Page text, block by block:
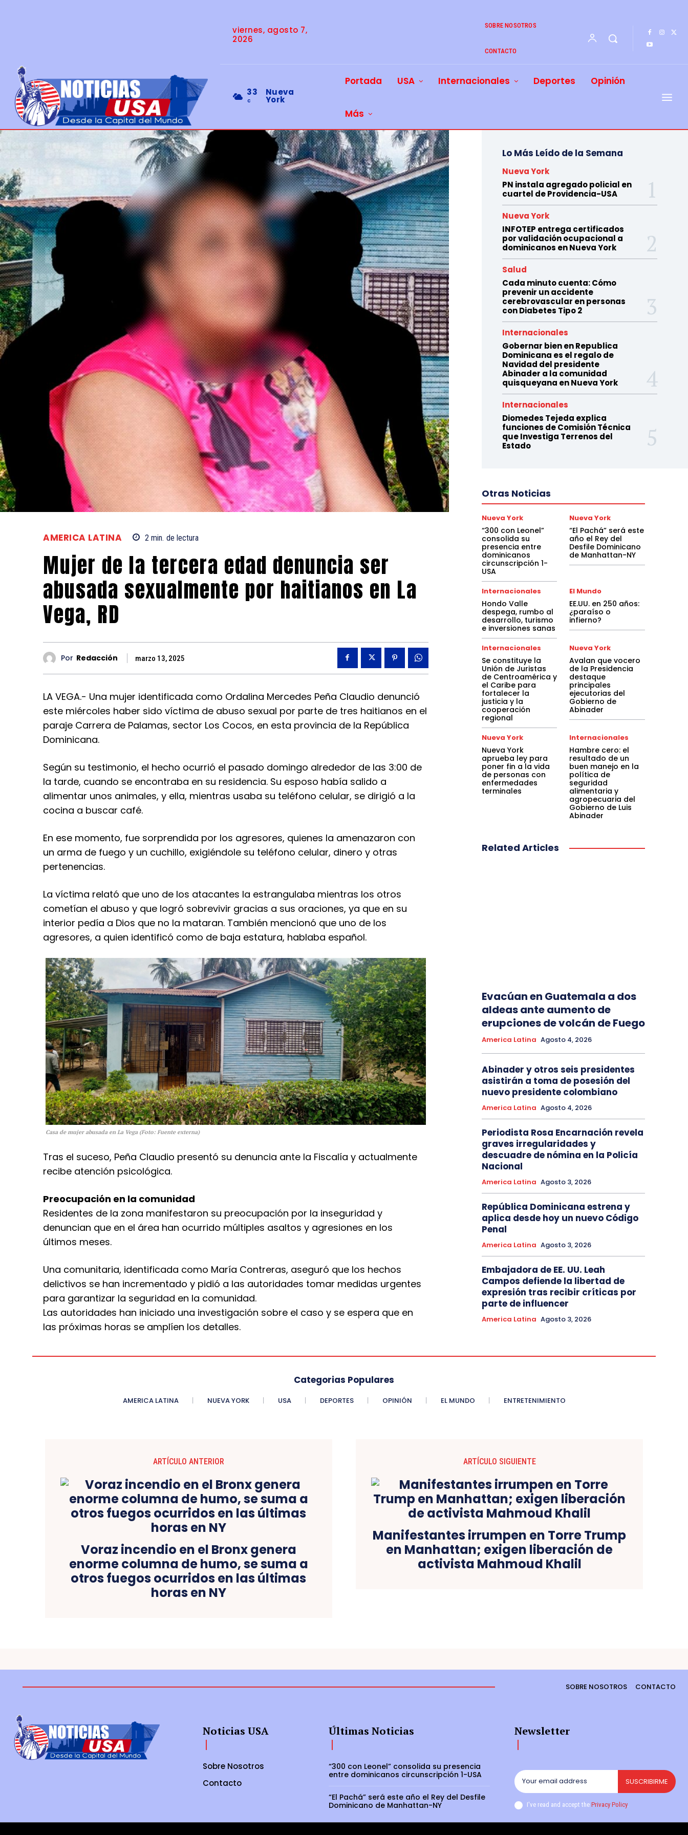
viernes, agosto 7,
2026
SOBRE NOSOTROS
CONTACTO
33
C
Nueva
York
Portada USA Internacionales Deportes Opinión
Más
AMERICA LATINA 2 min. de lectura
Mujer de la tercera edad denuncia ser
abusada sexualmente por haitianos en La
Vega, RD
Por Redacción marzo 13, 2025
LA VEGA.- Una mujer identificada como Ordalina Mercedes Peña Claudio denunció
este miércoles haber sido víctima de abuso sexual por parte de tres haitianos en el
paraje Carrera de Palamas, sector Los Cocos, en esta provincia de la República
Dominicana.
Según su testimonio, el hecho ocurrió el pasado domingo alrededor de las 3:00 de
la tarde, cuando se encontraba en su residencia. Su esposo había salido a
alimentar unos animales, y ella, mientras usaba su teléfono celular, se dirigió a la
cocina a buscar café.
En ese momento, fue sorprendida por los agresores, quienes la amenazaron con
un arma de fuego y un cuchillo, exigiéndole su teléfono celular, dinero y otras
pertenencias.
La víctima relató que uno de los atacantes la estrangulaba mientras los otros
cometían el abuso y que logró sobrevivir gracias a sus oraciones, ya que en su
interior pedía a Dios que no la mataran. También mencionó que uno de los
agresores, a quien identificó como de baja estatura, hablaba español.
Casa de mujer abusada en La Vega (Foto: Fuente externa)
Tras el suceso, Peña Claudio presentó su denuncia ante la Fiscalía y actualmente
recibe atención psicológica.
Preocupación en la comunidad
Residentes de la zona manifestaron su preocupación por la inseguridad y
denuncian que en el área han ocurrido múltiples asaltos y agresiones en los
últimos meses.
Una comunitaria, identificada como María Contreras, aseguró que los hechos
delictivos se han incrementado y pidió a las autoridades tomar medidas urgentes
para garantizar la seguridad en la comunidad.
Las autoridades han iniciado una investigación sobre el caso y se espera que en
las próximas horas se amplíen los detalles.
Lo Más Leído de la Semana
Nueva York
PN instala agregado policial en
cuartel de Providencia-USA
Nueva York
INFOTEP entrega certificados
por validación ocupacional a
dominicanos en Nueva York
Salud
Cada minuto cuenta: Cómo
prevenir un accidente
cerebrovascular en personas
con Diabetes Tipo 2
Internacionales
Gobernar bien en Republica
Dominicana es el regalo de
Navidad del presidente
Abinader a la comunidad
quisqueyana en Nueva York
Internacionales
Diomedes Tejeda explica
funciones de Comisión Técnica
que Investiga Terrenos del
Estado
Otras Noticias
Nueva York
“300 con Leonel”
consolida su
presencia entre
dominicanos
circunscripción 1-
USA
Nueva York
“El Pachá” será este
año el Rey del
Desfile Dominicano
de Manhattan-NY
Internacionales
Hondo Valle
despega, rumbo al
desarrollo, turismo
e inversiones sanas
El Mundo
EE.UU. en 250 años:
¿paraíso o
infierno?
Internacionales
Se constituye la
Unión de Juristas
de Centroamérica y
el Caribe para
fortalecer la
justicia y la
cooperación
regional
Nueva York
Avalan que vocero
de la Presidencia
destaque
principales
ejecutorias del
Gobierno de
Abinader
Nueva York
Nueva York
aprueba ley para
poner fin a la vida
de personas con
enfermedades
terminales
Internacionales
Hambre cero: el
resultado de un
buen manejo en la
política de
seguridad
alimentaria y
agropecuaria del
Gobierno de Luis
Abinader
Related Articles
Evacúan en Guatemala a dos
aldeas ante aumento de
erupciones de volcán de Fuego
America Latina Agosto 4, 2026
Abinader y otros seis presidentes
asistirán a toma de posesión del
nuevo presidente colombiano
America Latina Agosto 4, 2026
Periodista Rosa Encarnación revela
graves irregularidades y
descuadre de nómina en la Policía
Nacional
America Latina Agosto 3, 2026
República Dominicana estrena y
aplica desde hoy un nuevo Código
Penal
America Latina Agosto 3, 2026
Embajadora de EE. UU. Leah
Campos defiende la libertad de
expresión tras recibir críticas por
parte de influencer
America Latina Agosto 3, 2026
Categorias Populares
AMERICA LATINA NUEVA YORK USA DEPORTES OPINIÓN EL MUNDO ENTRETENIMIENTO
ARTÍCULO ANTERIOR
Voraz incendio en el Bronx genera
enorme columna de humo, se suma a
otros fuegos ocurridos en las últimas
horas en NY
ARTÍCULO SIGUIENTE
Manifestantes irrumpen en Torre Trump
en Manhattan; exigen liberación de
activista Mahmoud Khalil
SOBRE NOSOTROS CONTACTO
Noticias USA
Sobre Nosotros
Contacto
Últimas Noticias
“300 con Leonel” consolida su presencia
entre dominicanos circunscripción 1-USA
“El Pachá” será este año el Rey del Desfile
Dominicano de Manhattan-NY
Newsletter
SUSCRIBIRME
I've read and accept thePrivacy Policy.